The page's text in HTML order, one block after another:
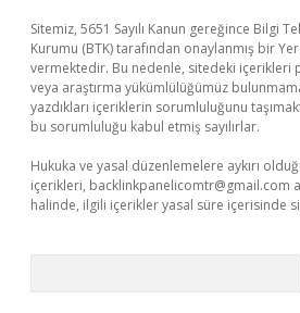
Sitemiz, 5651 Sayılı Kanun gereğince Bilgi
Kurumu (BTK) tarafından onaylanmış bir
vermektedir. Bu nedenle, sitedeki içerikleri
veya araştırma yükümlülüğümüz
yazdıkları içeriklerin sorumluluğunu
bu sorumluluğu kabul etmiş sayılırlar.
Hukuka ve yasal düzenlemelere aykırı
içerikleri, backlinkpanelicomtr@gmail.com
halinde, ilgili içerikler yasal süre içerisinde